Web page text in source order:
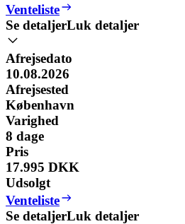
Venteliste
Se detaljerLuk detaljer
Afrejsedato
10.08.2026
Afrejsested
København
Varighed
8 dage
Pris
17.995 DKK
Udsolgt
Venteliste
Se detaljerLuk detaljer